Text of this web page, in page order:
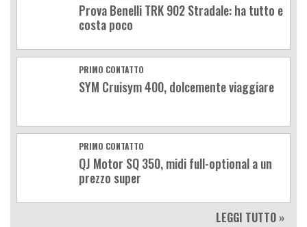
Prova Benelli TRK 902 Stradale: ha tutto e
costa poco
PRIMO CONTATTO
SYM Cruisym 400, dolcemente viaggiare
PRIMO CONTATTO
QJ Motor SQ 350, midi full-optional a un
prezzo super
LEGGI TUTTO »